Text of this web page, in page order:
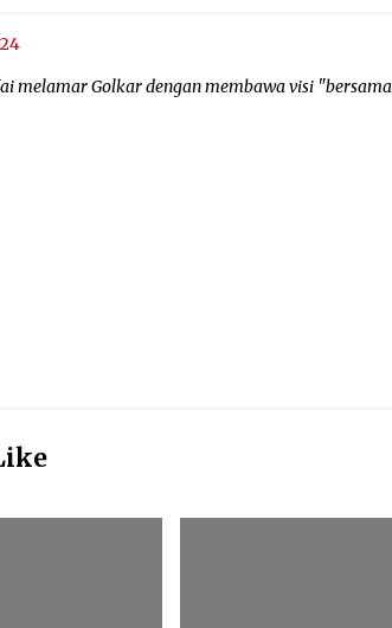
melamar Golkar dengan membawa visi